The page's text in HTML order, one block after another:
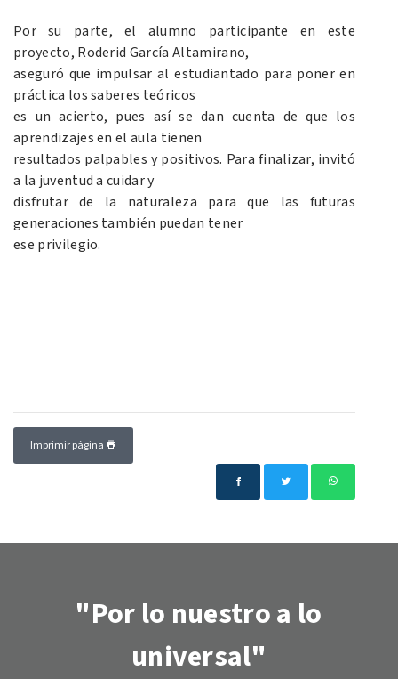
Por su parte, el alumno participante en este
proyecto, Roderid García Altamirano,
aseguró que impulsar al estudiantado para poner en
práctica los saberes teóricos
es un acierto, pues así se dan cuenta de que los
aprendizajes en el aula tienen
resultados palpables y positivos. Para finalizar, invitó
a la juventud a cuidar y
disfrutar de la naturaleza para que las futuras
generaciones también puedan tener
ese privilegio.
Imprimir página
"Por lo nuestro a lo
universal"